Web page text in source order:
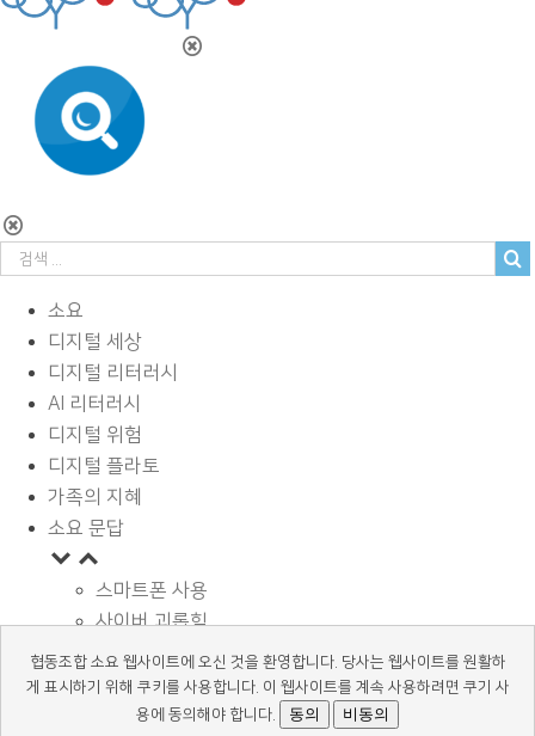
소요
디지털 세상
디지털 리터러시
AI 리터러시
디지털 위험
디지털 플라토
가족의 지혜
소요 문답
스마트폰 사용
사이버 괴롭힘
페이스북과 SNS
디지털과 학습
광고 바로알기
협동조합 소요 웹사이트에 오신 것을 환영합니다. 당사는 웹사이트를 원활하
게 표시하기 위해 쿠키를 사용합니다. 이 웹사이트를 계속 사용하려면 쿠기 사
용에 동의해야 합니다.
동의 비동의